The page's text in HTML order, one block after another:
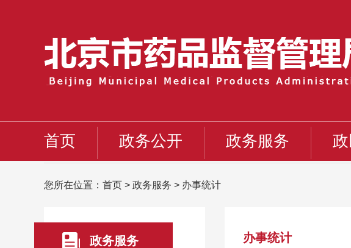
首页 政务公开 政务服务
您所在位置： 首页 > 政务服务 > 办事统计
政务服务 办事统计